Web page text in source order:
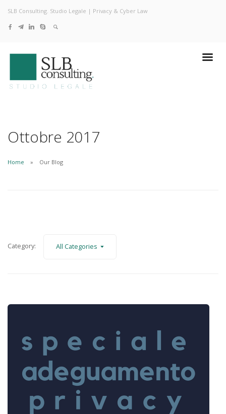
SLB Consulting. Studio Legale | Privacy & Cyber Law
Ottobre 2017
Home Our Blog
Category: All Categories